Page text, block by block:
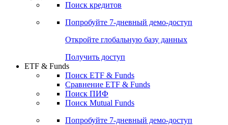
Поиск кредитов
Попробуйте 7-дневный демо-доступ
Откройте глобальную базу данных
Получить доступ
ETF & Funds
Поиск ETF & Funds
Сравнение ETF & Funds
Поиск ПИФ
Поиск Mutual Funds
Попробуйте 7-дневный демо-доступ